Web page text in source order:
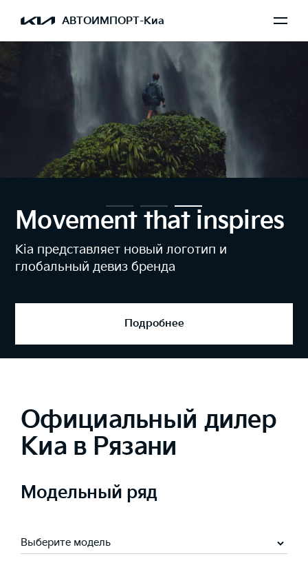
АВТОИМПОРТ-Киа
Сервис Kia
Надежность в любое время года
Запись на сервис
Официальный дилер
Киа в Рязани
Модельный ряд
Выберите модель